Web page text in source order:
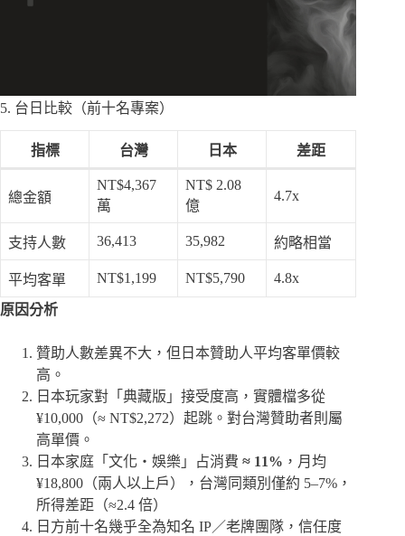
5. 台日比較（前十名專案）
指標 台灣 日本 差距
總金額
NT$4,367
萬
NT$ 2.08
億
4.7x
支持人數 36,413 35,982 約略相當
平均客單 NT$1,199 NT$5,790 4.8x
原因分析
贊助人數差異不大，但日本贊助人平均客單價較
高。
日本玩家對「典藏版」接受度高，實體檔多從
¥10,000（≈ NT$2,272）起跳。對台灣贊助者則屬
高單價。
日本家庭「文化・娛樂」占消費 ≈ 11% ，月均
¥18,800（兩人以上戶），台灣同類別僅約 5–7%，
所得差距（≈2.4 倍）
日方前十名幾乎全為知名 IP／老牌團隊，信任度